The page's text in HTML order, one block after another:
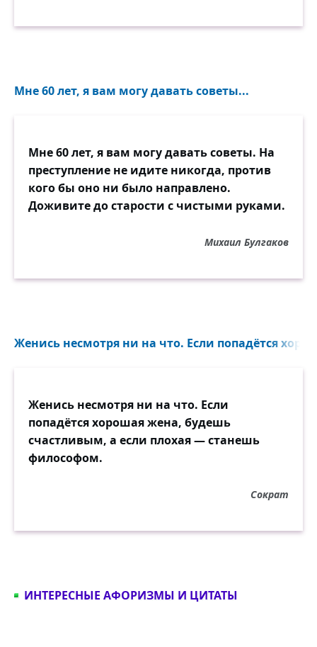
Мне 60 лет, я вам могу давать советы...
Мне 60 лет, я вам могу давать советы. На
преступление не идите никогда, против
кого бы оно ни было направлено.
Доживите до старости с чистыми руками.
Михаил Булгаков
Женись несмотря ни на что. Если попадётся
Женись несмотря ни на что. Если
попадётся хорошая жена, будешь
счастливым, а если плохая — станешь
философом.
Сократ
ИНТЕРЕСНЫЕ АФОРИЗМЫ И ЦИТАТЫ